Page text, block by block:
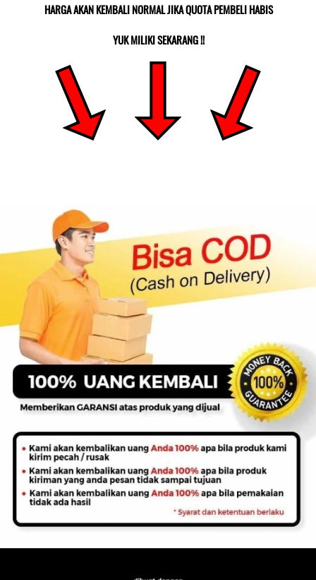
HARGA AKAN KEMBALI NORMAL JIKA QUOTA PEMBELI HABIS
YUK MILIKI SEKARANG !!